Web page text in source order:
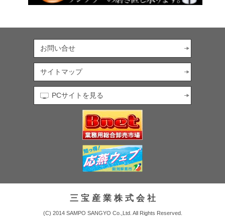
お問い合せ
サイトマップ
PCサイトを見る
三 宝 産 業 株 式 会 社
(C) 2014 SAMPO SANGYO Co.,Ltd. All Rights Reserved.